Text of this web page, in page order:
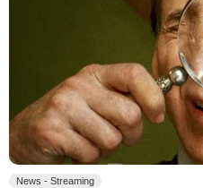
News - Streaming